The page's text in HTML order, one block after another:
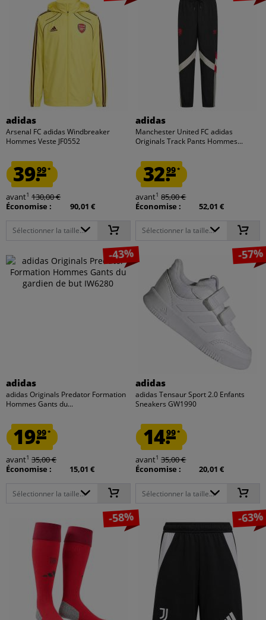
adidas
Arsenal FC adidas Windbreaker
Hommes Veste JF0552
39.99*
avant1 130,00 €
Économise :
90,01 €
Sélectionner la taille...
adidas
Manchester United FC adidas
Originals Track Pants Hommes...
32.99*
avant1 85,00 €
Économise :
52,01 €
Sélectionner la taille...
-43%
adidas
adidas Originals Predator Formation
Hommes Gants du...
19.99*
avant1 35,00 €
Économise :
15,01 €
Sélectionner la taille...
-57%
adidas
adidas Tensaur Sport 2.0 Enfants
Sneakers GW1990
14.99*
avant1 35,00 €
Économise :
20,01 €
Sélectionner la taille...
-58% -63%